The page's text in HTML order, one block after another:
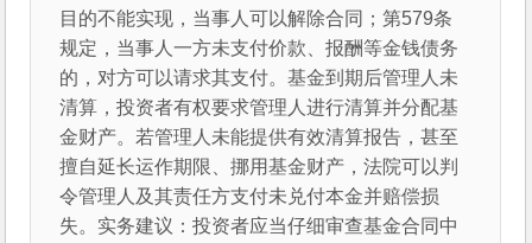
目的不能实现，当事人可以解除合同；第579条
规定，当事人一方未支付价款、报酬等金钱债务
的，对方可以请求其支付。基金到期后管理人未
清算，投资者有权要求管理人进行清算并分配基
金财产。若管理人未能提供有效清算报告，甚至
擅自延长运作期限、挪用基金财产，法院可以判
令管理人及其责任方支付未兑付本金并赔偿损
失。实务建议：投资者应当仔细审查基金合同中